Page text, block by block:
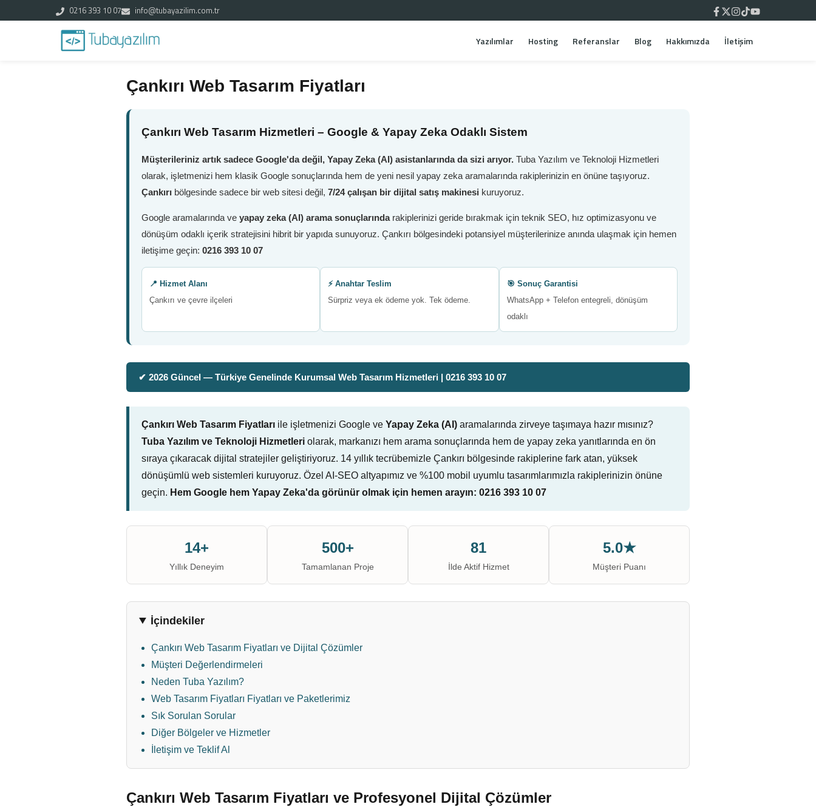
0216 393 10 07 info@tubayazilim.com.tr
Yazılımlar Hosting Referanslar Blog Hakkımızda İletişim
Çankırı Web Tasarım Fiyatları
Çankırı Web Tasarım Hizmetleri – Google & Yapay Zeka Odaklı Sistem
Müşterileriniz artık sadece Google'da değil, Yapay Zeka (AI) asistanlarında da sizi arıyor. Tuba Yazılım ve Teknoloji Hizmetleri
olarak, işletmenizi hem klasik Google sonuçlarında hem de yeni nesil yapay zeka aramalarında rakiplerinizin en önüne taşıyoruz.
Çankırı bölgesinde sadece bir web sitesi değil, 7/24 çalışan bir dijital satış makinesi kuruyoruz.
Google aramalarında ve yapay zeka (AI) arama sonuçlarındarakiplerinizi geride bırakmak için teknik SEO, hız optimizasyonu ve
dönüşüm odaklı içerik stratejisini hibrit bir yapıda sunuyoruz. Çankırı bölgesindeki potansiyel müşterilerinize anında ulaşmak için hemen
iletişime geçin: 0216 393 10 07
📍 Hizmet Alanı
Çankırı ve çevre ilçeleri
⚡ Anahtar Teslim
Sürpriz veya ek ödeme yok. Tek ödeme.
🎯 Sonuç Garantisi
WhatsApp + Telefon entegreli, dönüşüm
odaklı
✔ 2026 Güncel — Türkiye Genelinde Kurumsal Web Tasarım Hizmetleri | 0216 393 10 07
Çankırı Web Tasarım Fiyatları ile işletmenizi Google ve Yapay Zeka (AI) aramalarında zirveye taşımaya hazır mısınız?
Tuba Yazılım ve Teknoloji Hizmetleri olarak, markanızı hem arama sonuçlarında hem de yapay zeka yanıtlarında en ön
sıraya çıkaracak dijital stratejiler geliştiriyoruz. 14 yıllık tecrübemizle Çankırı bölgesinde rakiplerine fark atan, yüksek
dönüşümlü web sistemleri kuruyoruz. Özel AI-SEO altyapımız ve %100 mobil uyumlu tasarımlarımızla rakiplerinizin önüne
geçin. Hem Google hem Yapay Zeka'da görünür olmak için hemen arayın: 0216 393 10 07
14+
Yıllık Deneyim
500+
Tamamlanan Proje
81
İlde Aktif Hizmet
5.0★
Müşteri Puanı
İçindekiler
Çankırı Web Tasarım Fiyatları ve Dijital Çözümler
Müşteri Değerlendirmeleri
Neden Tuba Yazılım?
Web Tasarım Fiyatları Fiyatları ve Paketlerimiz
Sık Sorulan Sorular
Diğer Bölgeler ve Hizmetler
İletişim ve Teklif Al
Çankırı Web Tasarım Fiyatları ve Profesyonel Dijital Çözümler